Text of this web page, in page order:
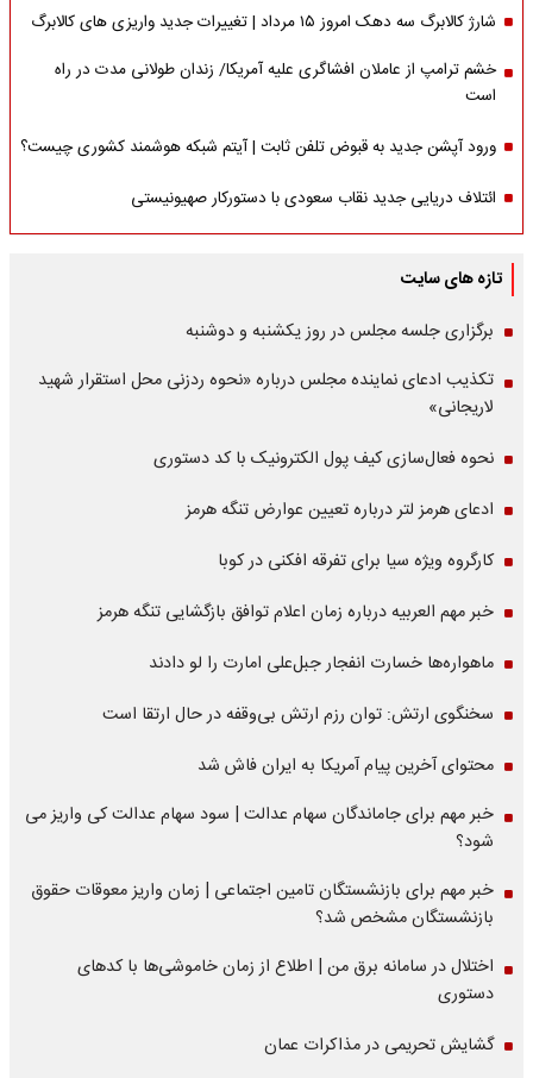
شارژ کالابرگ سه دهک امروز ۱۵ مرداد | تغییرات جدید واریزی های کالابرگ
خشم ترامپ از عاملان افشاگری‌ علیه آمریکا/ زندان طولانی مدت در راه
است
ورود آپشن جدید به قبوض تلفن ثابت | آیتم شبکه هوشمند کشوری چیست؟
ائتلاف دریایی جدید نقاب سعودی با دستورکار صهیونیستی
تازه های سایت
برگزاری جلسه مجلس در روز یکشنبه و دوشنبه
تکذیب ادعای نماینده مجلس درباره «نحوه ردزنی محل استقرار شهید
لاریجانی»
نحوه فعال‌سازی کیف پول الکترونیک با کد دستوری
ادعای هرمز لتر درباره تعیین عوارض تنگه هرمز
کارگروه ویژه سیا برای تفرقه افکنی در کوبا
خبر مهم العربیه درباره زمان اعلام توافق بازگشایی تنگه هرمز
ماهواره‌‌ها خسارت انفجار جبل‌علی امارت را لو دادند
سخنگوی ارتش: توان رزم ارتش بی‌وقفه در حال ارتقا است
محتوای آخرین پیام آمریکا به ایران فاش شد
خبر مهم برای جاماندگان سهام عدالت | سود سهام عدالت کی واریز می
شود؟
خبر مهم برای بازنشستگان تامین اجتماعی | زمان واریز معوقات حقوق
بازنشستگان مشخص شد؟
اختلال در سامانه برق من | اطلاع از زمان خاموشی‌ها با کدهای
دستوری
گشایش تحریمی در مذاکرات عمان